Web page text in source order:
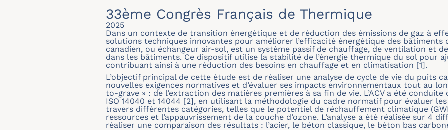
33ème Congrès Français de Thermique
2025
Dans un contexte de transition énergétique et de réduction des émissions de gaz à
solutions techniques innovantes pour améliorer l’efficacité énergétique des bâtiments
canadien, ou échangeur air-sol, est un système passif de chauffage, de ventilation et
dans les bâtiments. Ce dispositif utilise la stabilité de l’énergie thermique du sol pour
contribuant ainsi à une réduction des besoins en chauffage et en climatisation [1].
L’objectif principal de cette étude est de réaliser une analyse de cycle de vie du puits
nouvelles exigences normatives et d’évaluer ses impacts environnementaux tout au
to-grave » : de l’extraction des matières premières à sa fin de vie. L’ACV a été
ISO 14040 et 14044 [2], en utilisant la méthodologie du cadre normatif pour évaluer
travers différentes catégories, telles que le potentiel de réchauffement climatique
ressources et l’appauvrissement de la couche d’ozone. L’analyse a été réalisée sur 4
réaliser une comparaison des résultats : l’acier, le béton classique, le béton bas